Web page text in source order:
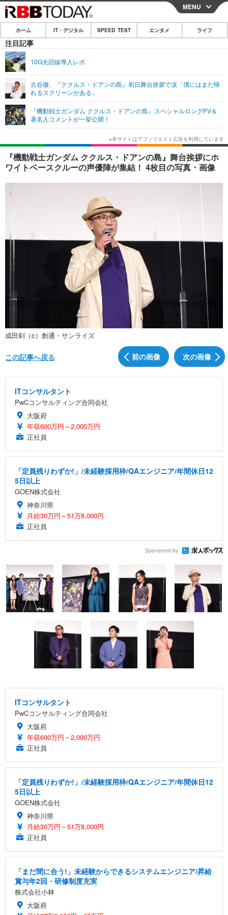
CLOSE
ホーム
IT・デジタル
ネタ
ショッピング その他
SPEED TEST
エンタメ
エンタメTOP
韓国・芸能
音楽 スポーツ
ライフ
ライフTOP グルメ
ペット ショッピング
その他
リリース一覧
プッシュ通知の停止方法
MENU
ホーム IT・デジタル SPEED TEST エンタメ ライフ
注目記事
10G光回線導入レポ
古谷徹、『ククルス・ドアンの島』初日舞台挨拶で涙「僕にはまだ帰
れるスクリーンがある」
『機動戦士ガンダム ククルス・ドアンの島』スペシャルロングPV＆
著名人コメントが一挙公開！
『機動戦士ガンダム ククルス・ドアンの島』舞台挨拶にホ
ワイトベースクルーの声優陣が集結！ 4枚目の写真・画像
成田剣（c）創通・サンライズ
前の画像 次の画像
この記事へ戻る
ITコンサルタント
PwCコンサルティング合同会社
大阪府
年収600万円～2,000万円
正社員
「定員残りわずか!」/未経験採用枠/QAエンジニア/年間休日12
5日以上
GOEN株式会社
神奈川県
月給30万円～51万8,000円
正社員
Sponsored by
ITコンサルタント
PwCコンサルティング合同会社
大阪府
年収600万円～2,000万円
正社員
「定員残りわずか!」/未経験採用枠/QAエンジニア/年間休日12
5日以上
GOEN株式会社
神奈川県
月給30万円～51万8,000円
正社員
「まだ間に合う!」未経験からできるシステムエンジニア/昇給
賞与年2回・研修制度充実
株式会社小林
大阪府